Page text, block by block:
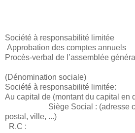
Société à responsabilité limitée
Approbation des comptes annuels
Procès-verbal de l’assemblée
(Dénomination sociale)
Société à responsabilité limitée:
Au capital de (montant du capital en
Siège Social : (adresse
postal, ville, ...)
R.C :